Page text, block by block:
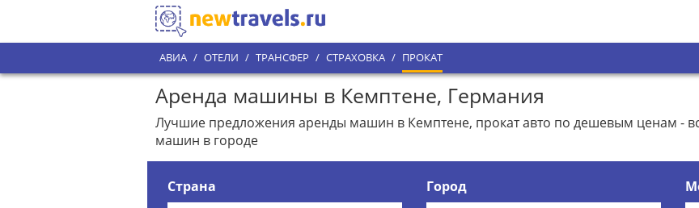
АВИА / ОТЕЛИ / ТРАНСФЕР / СТРАХОВКА / ПРОКАТ
Аренда машины в Кемптене, Германия
Лучшие предложения аренды машин в Кемптене, прокат авто по дешевым ценам -
машин в городе
Страна Город